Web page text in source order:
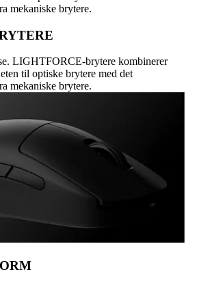
mekaniske brytere.
LIGHTFORCE-brytere kombinerer
til optiske brytere med det
mekaniske brytere.